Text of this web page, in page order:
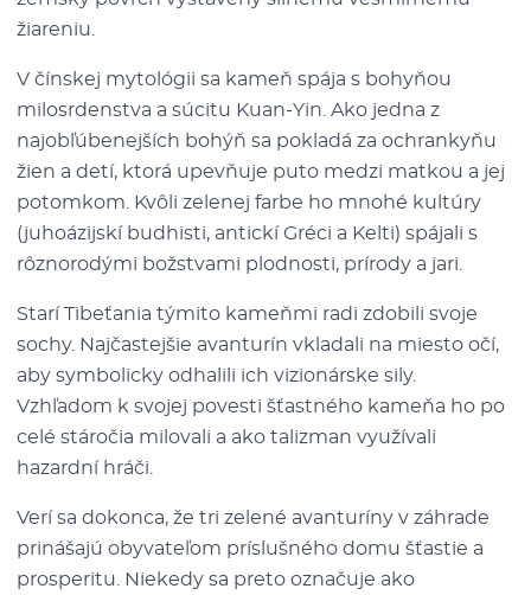
žiareniu.
V čínskej mytológii sa kameň spája s bohyňou
milosrdenstva a súcitu Kuan-Yin. Ako jedna z
najobľúbenejších bohýň sa pokladá za ochrankyňu
žien a detí, ktorá upevňuje puto medzi matkou a jej
potomkom. Kvôli zelenej farbe ho mnohé kultúry
(juhoázijskí budhisti, antickí Gréci a Kelti) spájali s
rôznorodými božstvami plodnosti, prírody a jari.
Starí Tibeťania týmito kameňmi radi zdobili svoje
sochy. Najčastejšie avanturín vkladali na miesto očí,
aby symbolicky odhalili ich vizionárske sily.
Vzhľadom k svojej povesti šťastného kameňa ho po
celé stáročia milovali a ako talizman využívali
hazardní hráči.
Verí sa dokonca, že tri zelené avanturíny v záhrade
prinášajú obyvateľom príslušného domu šťastie a
prosperitu. Niekedy sa preto označuje ako